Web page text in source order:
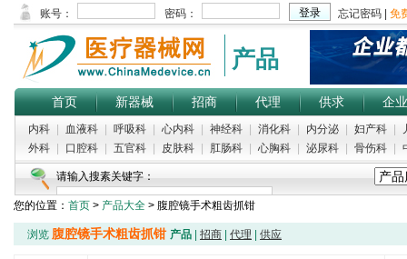
产品
首页 新器械 招商 代理 供求 企业
内科 血液科 呼吸科 心内科 神经科 消化科 内分泌 妇产科
外科
口腔科 五官科 皮肤科 肛肠科 心胸科 泌尿科 骨伤科
请输入搜素关键字：
您的位置： 首页 > 产品大全 > 腹腔镜手术粗齿抓钳
浏览 腹腔镜手术粗齿抓钳 产品 招商 代理 供应